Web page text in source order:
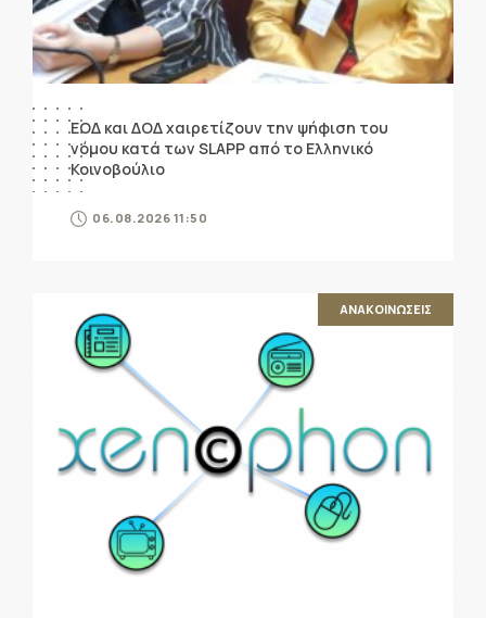
ΕΟΔ και ΔΟΔ χαιρετίζουν την ψήφιση του
νόμου κατά των SLAPP από το Ελληνικό
Κοινοβούλιο
06.08.2026 11:50
ΑΝΑΚΟΙΝΩΣΕΙΣ